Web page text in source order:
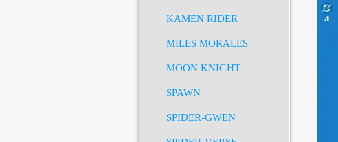
KAMEN RIDER
MILES MORALES
MOON KNIGHT
SPAWN
SPIDER-GWEN